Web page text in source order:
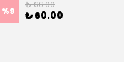
%9
₺ 66.00
₺ 60.00